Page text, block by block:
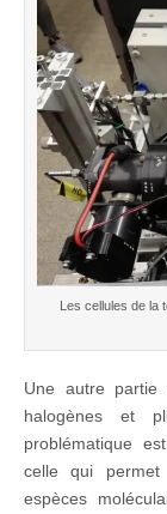
Les cellules de la
Une autre partie
halogènes et
problématique
celle qui permet
espèces